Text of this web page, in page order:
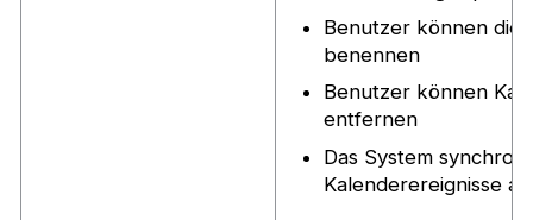
Benutzer können die
benennen
Benutzer können
entfernen
Das System
Kalenderereignisse